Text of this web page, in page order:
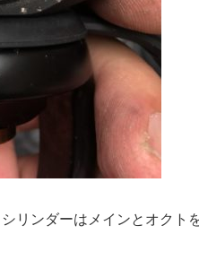
リンダーはメインとオクト